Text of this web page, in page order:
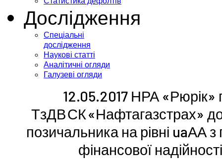
Дослідження
Спеціальні
дослідження
Наукові статті
Аналітичні огляди
Галузеві огляди
12.05.2017 НРА «Рюрік»
ТзДВ СК «Нафтагазстрах»
позичальника на рівні uaАА
фінансової